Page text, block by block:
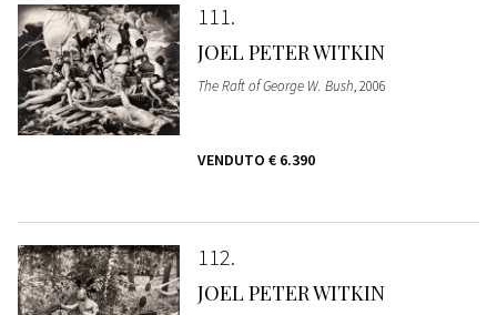
111
JOEL PETER WITKIN
The Raft of George W. Bush, 2006
VENDUTO € 6.390
112
JOEL PETER WITKIN